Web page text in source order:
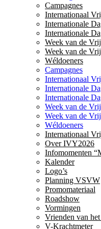
Campagnes
Internationaal
Internationale
Internationale
Week van de
Week van de
Wéldoeners
Campagnes
Internationaal
Internationale
Internationale
Week van de
Week van de
Wéldoeners
Internationaal
Over IVY2026
Infomomenten
Kalender
Logo’s
Planning VSVW
Promomateriaal
Roadshow
Vormingen
Vrienden van
V-Krachtmeter